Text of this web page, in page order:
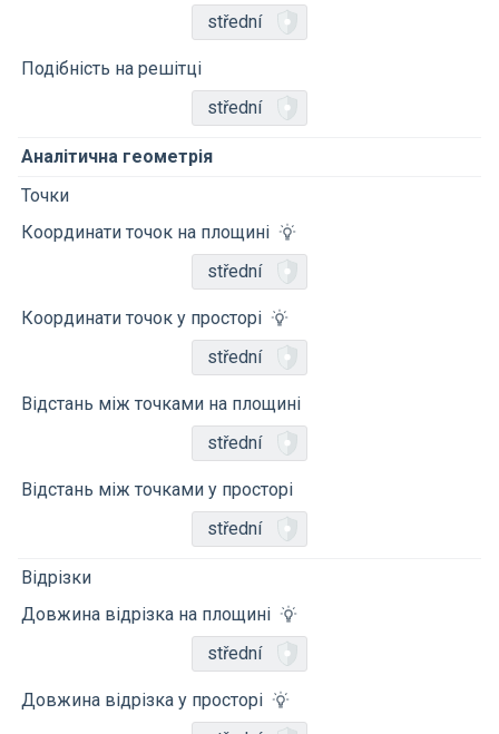
střední
Подібність на решітці
střední
Аналітична геометрія
Точки
Координати точок на площині
střední
Координати точок у просторі
střední
Відстань між точками на площині
střední
Відстань між точками у просторі
střední
Відрізки
Довжина відрізка на площині
střední
Довжина відрізка у просторі